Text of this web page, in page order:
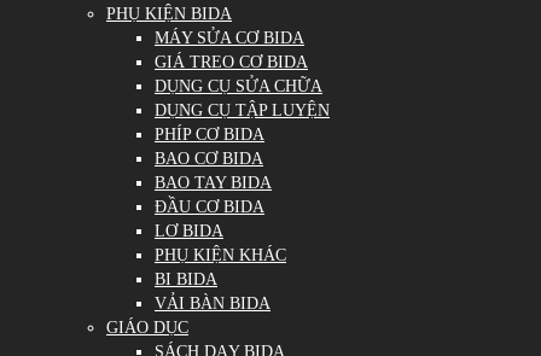
PHỤ KIỆN BIDA
MÁY SỬA CƠ BIDA
GIÁ TREO CƠ BIDA
DỤNG CỤ SỬA CHỮA
DỤNG CỤ TẬP LUYỆN
PHÍP CƠ BIDA
BAO CƠ BIDA
BAO TAY BIDA
ĐẦU CƠ BIDA
LƠ BIDA
PHỤ KIỆN KHÁC
BI BIDA
VẢI BÀN BIDA
GIÁO DỤC
SÁCH DẠY BIDA